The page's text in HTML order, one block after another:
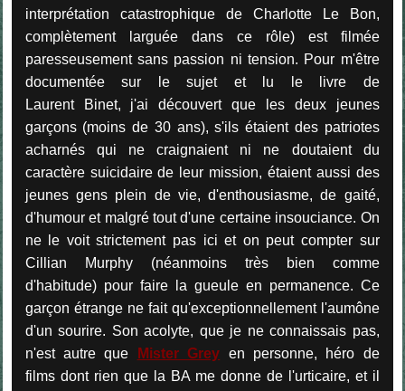
interprétation catastrophique de Charlotte Le Bon,
complètement larguée dans ce rôle) est filmée
paresseusement sans passion ni tension. Pour m'être
documentée sur le sujet et lu le livre de
Laurent Binet, j'ai découvert que les deux jeunes
garçons (moins de 30 ans), s'ils étaient des patriotes
acharnés qui ne craignaient ni ne doutaient du
caractère suicidaire de leur mission, étaient aussi des
jeunes gens plein de vie, d'enthousiasme, de gaité,
d'humour et malgré tout d'une certaine insouciance. On
ne le voit strictement pas ici et on peut compter sur
Cillian Murphy (néanmoins très bien comme
d'habitude) pour faire la gueule en permanence. Ce
garçon étrange ne fait qu'exceptionnellement l'aumône
d'un sourire. Son acolyte, que je ne connaissais pas,
n'est autre que
Mister Grey en personne, héro de
films dont rien que la BA me donne de l'urticaire, et il